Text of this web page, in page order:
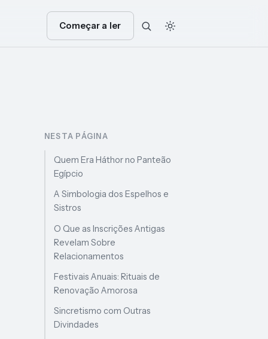
Começar a ler
NESTA PÁGINA
Quem Era Háthor no Panteão
Egípcio
A Simbologia dos Espelhos e
Sistros
O Que as Inscrições Antigas
Revelam Sobre
Relacionamentos
Festivais Anuais: Rituais de
Renovação Amorosa
Sincretismo com Outras
Divindades